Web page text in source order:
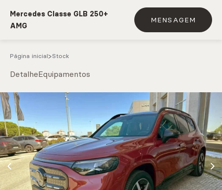
Mercedes Classe GLB 250+
AMG
MENSAGEM
Página inicial Stock
DetalheEquipamentos
e.g. Mercedes-Benz; BMW; Ford
Stock